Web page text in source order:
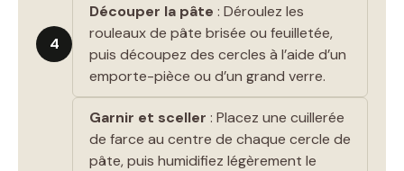
4
Découper la pâte : Déroulez les
rouleaux de pâte brisée ou feuilletée,
puis découpez des cercles à l’aide d’un
emporte-pièce ou d’un grand verre.
Garnir et sceller : Placez une cuillerée
de farce au centre de chaque cercle de
pâte, puis humidifiez légèrement le